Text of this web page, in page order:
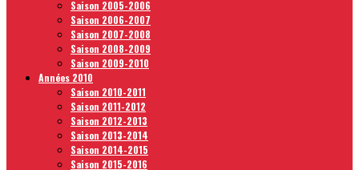
Saison 2005-2006
Saison 2006-2007
Saison 2007-2008
Saison 2008-2009
Saison 2009-2010
Années 2010
Saison 2010-2011
Saison 2011-2012
Saison 2012-2013
Saison 2013-2014
Saison 2014-2015
Saison 2015-2016